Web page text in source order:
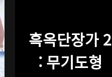
흑옥단장가 2
: 무기도형